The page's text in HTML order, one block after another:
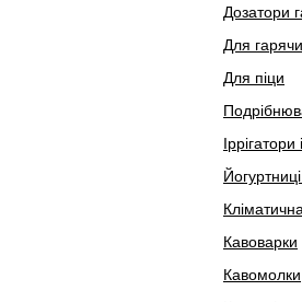
Дозатори
Для
Для піци
Іррігатори
Кавоварки
Кавомолки